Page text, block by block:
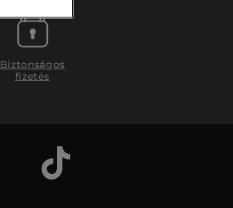
Biztonságos
fizetés